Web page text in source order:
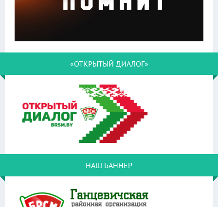
«ОТКРЫТЫЙ ДИАЛОГ»
НАШ БАННЕР